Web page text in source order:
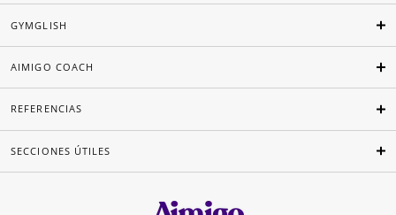
GYMGLISH
AIMIGO COACH
REFERENCIAS
SECCIONES ÚTILES